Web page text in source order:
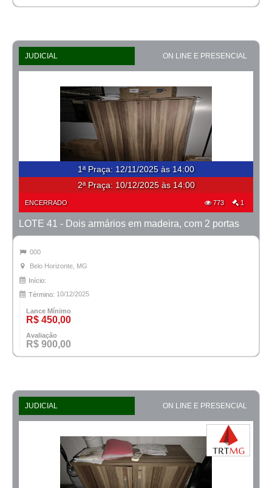
JUDICIAL ON LINE E PRESENCIAL
1ª Praça: 12/11/2025 às 14:00
2ª Praça: 10/12/2025 às 14:00
ENCERRADO 773 1
LOTE 41 - Dois armários em madeira, com 2 portas
000
Belo Horizonte, MG
Início:
Término: 10/12/2025
Lance Mínimo
R$ 450,00
Avaliação
R$ 900,00
JUDICIAL ON LINE E PRESENCIAL